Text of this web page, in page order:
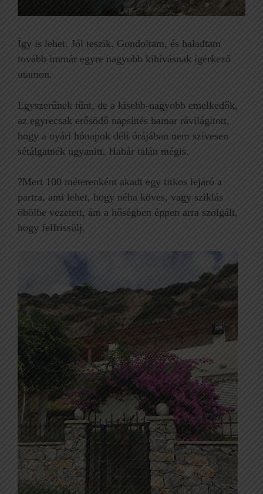
Így is lehet. Jól teszik. Gondoltam, és haladtam
tovább immár egyre nagyobb kihívásnak ígérkező
utamon.
Egyszerűnek tűnt, de a kisebb-nagyobb emelkedők,
az egyrecsak erősödő napsütés hamar rávilágított,
hogy a nyári hónapok déli órájában nem szívesen
sétálgatnék ugyanitt. Habár talán mégis.
?Mert 100 méterenként akadt egy titkos lejáró a
partra, ami lehet, hogy néha köves, vagy sziklás
öbölbe vezetett, ám a hőségben éppen arra szolgált,
hogy felfrissülj.